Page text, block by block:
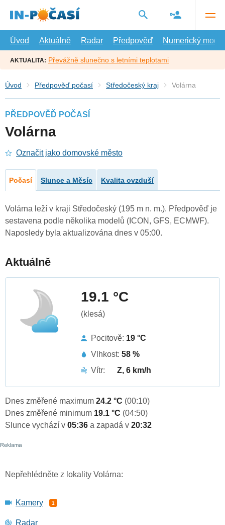
hlavní
Úvod
Aktuálně Radar Předpověď Numerický model
AKTUALITA: Převážně slunečno s letními teplotami
Úvod Předpověď počasí Středočeský kraj Volárna
PŘEDPOVĚĎ POČASÍ
Volárna
Označit jako domovské město
Počasí Slunce a Měsíc Kvalita ovzduší
Volárna leží v kraji Středočeský (195 m n. m.). Předpověď je
sestavena podle několika modelů (ICON, GFS, ECMWF).
Naposledy byla aktualizována dnes v 05:00.
Aktuálně
19.1 °C
(klesá)
Pocitově: 19 °C
Vlhkost: 58 %
Vítr:
Z, 6 km/h
Dnes změřené maximum 24.2 °C (00:10)
Dnes změřené minimum 19.1 °C (04:50)
Slunce vychází v 05:36 a zapadá v 20:32
Nepřehlédněte z lokality Volárna:
Kamery 1
Radar